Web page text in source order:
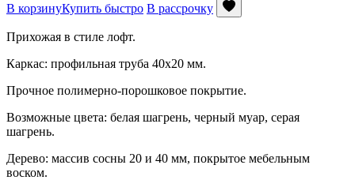
В корзинуКупить быстро В рассрочку
Прихожая в стиле лофт.
Каркас: профильная труба 40х20 мм.
Прочное полимерно-порошковое покрытие.
Возможные цвета: белая шагрень, черный муар, серая
шагрень.
Дерево: массив сосны 20 и 40 мм, покрытое мебельным
воском.